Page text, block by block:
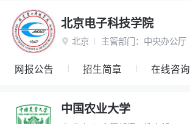
北京电子科技学院
 北京 主管部门： 中央办公厅
网报公告 招生简章 在线咨询
中国农业大学